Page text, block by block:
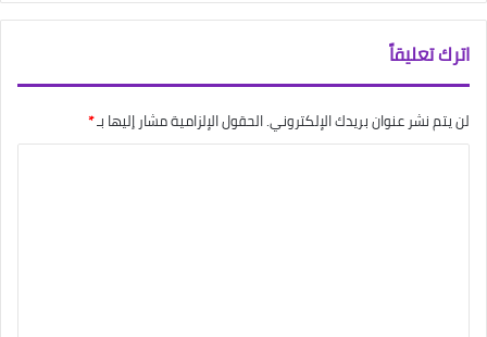
اترك تعليقاً
لن يتم نشر عنوان بريدك الإلكتروني.الحقول الإلزامية مشار إليها بـ*